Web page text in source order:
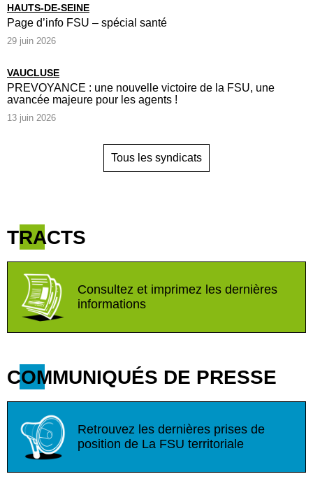
HAUTS-DE-SEINE
Page d’info FSU – spécial santé
29 juin 2026
VAUCLUSE
PREVOYANCE : une nouvelle victoire de la FSU, une
avancée majeure pour les agents !
13 juin 2026
Tous les syndicats
TRACTS
Consultez et imprimez les dernières
informations
COMMUNIQUÉS DE PRESSE
Retrouvez les dernières prises de
position de La FSU territoriale